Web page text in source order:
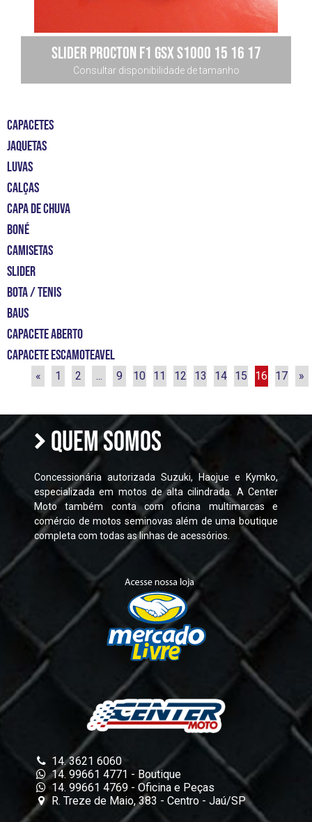
Slider Procton F1 Gsx S1000 15 16 17
Consultar disponibilidade de tamanho
CAPACETES
JAQUETAS
LUVAS
CALÇAS
CAPA DE CHUVA
BONÉ
CAMISETAS
slider
bota / tenis
Baus
capacete aberto
capacete escamoteavel
« 1 2 ... 9 10 11 12 13 14 15 16 17 »
QUEM SOMOS
Concessionária autorizada Suzuki, Haojue e Kymko,
especializada em motos de alta cilindrada. A Center
Moto também conta com oficina multimarcas e
comércio de motos seminovas além de uma boutique
completa com todas as linhas de acessórios.
14. 3621 6060
14. 99661 4771 - Boutique
14. 99661 4769 - Oficina e Peças
R. Treze de Maio, 383 - Centro - Jaú/SP